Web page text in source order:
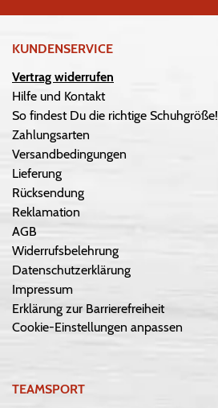
KUNDENSERVICE
Vertrag widerrufen
Hilfe und Kontakt
So findest Du die richtige Schuhgröße!
Zahlungsarten
Versandbedingungen
Lieferung
Rücksendung
Reklamation
AGB
Widerrufsbelehrung
Datenschutzerklärung
Impressum
Erklärung zur Barrierefreiheit
Cookie-Einstellungen anpassen
TEAMSPORT